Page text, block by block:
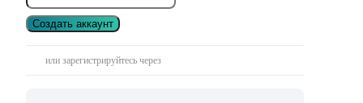
Создать аккаунт
или зарегистрируйтесь через